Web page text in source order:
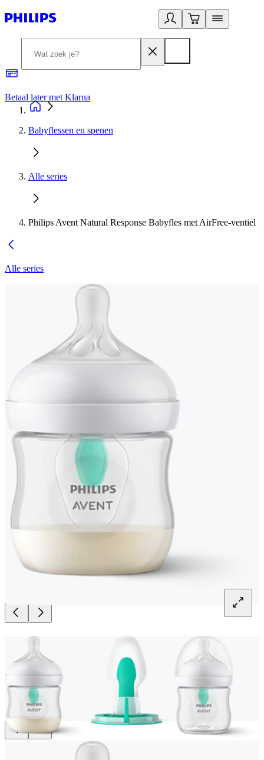
Betaal later met Klarna
Babyflessen en spenen
Alle series
Philips Avent Natural Response Babyfles met AirFree-ventiel
Alle series